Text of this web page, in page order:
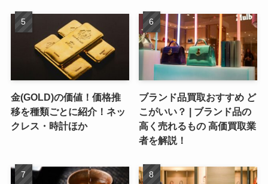
金(GOLD)の価値！価格推
移を種類ごとに紹介！ネッ
クレス・時計ほか
ブランド品買取おすすめ ど
こがいい？ | ブランド品の
高く売れるもの 高価買取業
者を解説！